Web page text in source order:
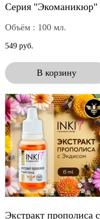
Серия "Экоманикюр"
Объём : 100 мл.
549 руб.
В корзину
Экстракт прополиса с